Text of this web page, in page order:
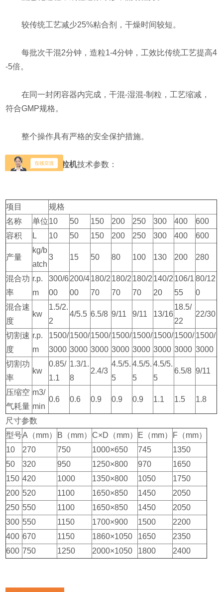
较传统工艺减少25%粘合剂，干燥时间较短。
每批次干混2分钟，造粒1-4分钟，工效比传统工艺提高4
-5倍。
在同一封闭容器内完成，干混-湿混-制粒，工艺缩减，
符合GMP规格。
整个操作具有严格的安全保护措施。
高效湿法制粒机技术参数：
项目
规格
名称
单位10 50 150 200 250 300 400
600
容积
L 10 50 150 200 250 300 400 600
产量
kg/b
atch
3 15 50 80 100 130 200 280
混合功
率
r.p.
m
300/6
00
200/4
00
180/2
70
180/2
70
180/2
70
140/2
20
106/1
55
80/12
0
混合速
度
kw
1.5/2.
2
4/5.5 6.5/8 9/11 9/11 13/16
18.5/
22
22/30
切割速
度
r.p.
m
1500/
3000
1500/
3000
1500/
3000
1500/
3000
1500/
3000
1500/
3000
1500/
3000
1500/
3000
切割功
率
kw
0.85/
1.1
1.3/1.
8
2.4/3
4.5/5.
5
4.5/5.
5
4.5/5.
5
6.5/8 9/11
压缩空
气耗量
m3/
min
0.6 0.6 0.9 0.9 0.9 1.1 1.5 1.8
尺寸参数
型号A（mm） B（mm） C×D（mm） E（mm）
F（mm）
10
270 750 1000×650 745
1350
50
320 950 1250×800 970
1650
150 420 1000 1350×800 1050
1750
200 520 1100 1650×850 1450
2050
250 550 1100 1650×850 1450
2050
300 550 1150 1700×900 1500
2200
400 670 1150 1860×1050 1650
2350
600 750 1250 2000×1050 1800 2400